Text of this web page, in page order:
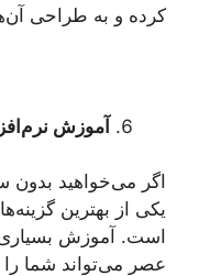
کرده و به طراحی
آموزش
اگر می‌خواهید بدون
یکی از بهترین
است. آموزش بسیاری
عصر می‌تواند شما را